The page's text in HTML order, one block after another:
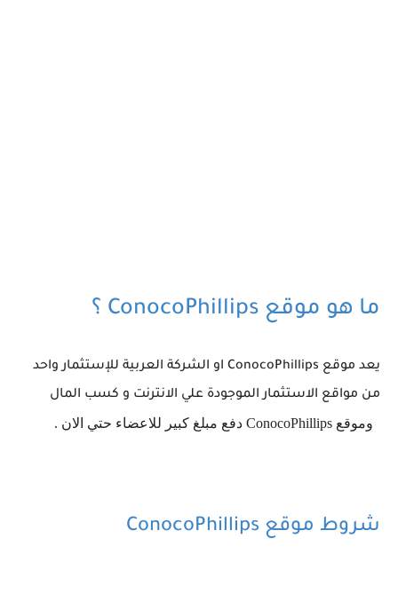
ما هو موقع ConocoPhillips ؟
يعد موقع ConocoPhillips او الشركة العربية للإستثمار واحد
من مواقع الاستثمار الموجودة علي الانترنت و كسب المال
وموقع ConocoPhillips دفع مبلغ كبير للاعضاء حتي الان .
شروط موقع ConocoPhillips